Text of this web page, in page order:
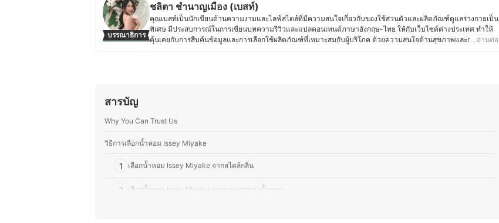
บรรณาธิการ
ชลิตา ชำนาญเมือง (เบสท์)
คุณเบสท์เป็นนักเขียนด้านความงามและไลฟ์สไตล์ที่มีความสนใจเกี่ยวกับของใช้ส่วนตัวและผลิตภัณฑ์ดูแลร่างกายเป็น
พิเศษ มีประสบการณ์ในการเขียนบทความรีวิวและแปลคอนเทนต์ภาษาอังกฤษ-ไทย ให้กับเว็บไซต์ต่างประเทศ ทำให้
คุ้นเคยกับการสืบค้นข้อมูลและการเลือกใช้ผลิตภัณฑ์ที่เหมาะสมกับผู้บริโภค ด้วยความสนใจด้านสุขภาพและการดูแล
ประวัติของ ชลิตา ชำนาญเมือง (เบสท์)
…อ่านต่อ
สารบัญ
Why You Can Trust Us
วิธีการเลือกน้ำหอม Issey Miyake
1 เลือกน้ำหอม Issey Miyake จากสไตล์กลิ่น
2 เลือกน้ำหอม Issey Miyake จากประเภทของน้ำหอม